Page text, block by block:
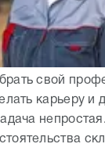
свой
карьеру и